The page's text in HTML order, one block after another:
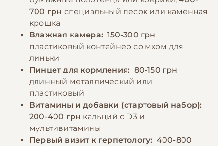
700 грн специальный песок или каменная
крошка
Влажная камера: 150-300 грн
пластиковый контейнер со мхом для
линьки
Пинцет для кормления: 80-150 грн
длинный металлический или
пластиковый
Витамины и добавки (стартовый набор):
200-400 грн кальций с D3 и
мультивитамины
Первый визит к герпетологу: 400-800